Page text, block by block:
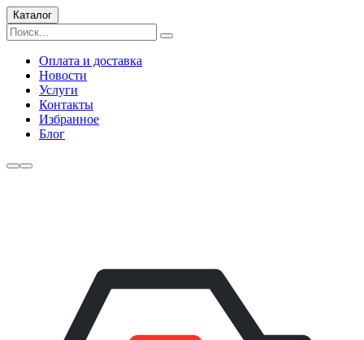
Каталог
Оплата и доставка
Новости
Услуги
Контакты
Избранное
Блог